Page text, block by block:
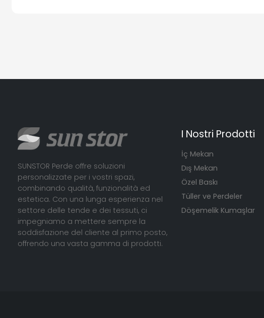
SUNSTOR Perde offre soluzioni
personalizzate per i vostri spazi,
combinando qualità, funzionalità ed
estetica. Con una lunga esperienza nel
settore delle tende e dei tessuti, ci
impegniamo a mettere sempre la
soddisfazione del cliente al primo posto,
offrendo una vasta gamma di prodotti.
I Nostri Prodotti
İç Mekan
Dış Mekan
Özel Baskı
Tüller ve Perdeler
Döşemelik Kumaşlar